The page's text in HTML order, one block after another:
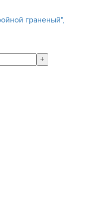
граненый",
+